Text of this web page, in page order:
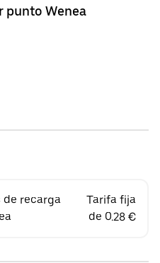
punto Wenea
de recarga
Tarifa fija
de 0.28 €